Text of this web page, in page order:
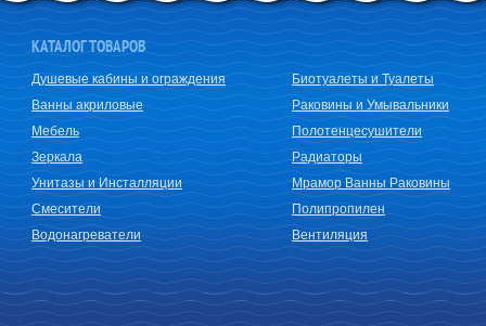
КАТАЛОГ ТОВАРОВ
Душевые кабины и ограждения
Ванны акриловые
Мебель
Зеркала
Унитазы и Инсталляции
Смесители
Водонагреватели
Биотуалеты и Туалеты
Раковины и Умывальники
Полотенцесушители
Радиаторы
Мрамор Ванны Раковины
Полипропилен
Вентиляция